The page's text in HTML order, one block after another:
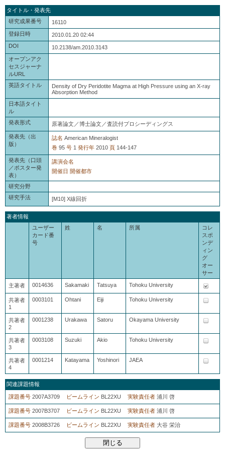
タイトル・発表先
研究成果番号
16110
登録日時
2010.01.20 02:44
DOI
10.2138/am.2010.3143
オープンアク
セスジャーナ
ルURL
英語タイトル
Density of Dry Peridotite Magma at High Pressure using an X-ray
Absorption Method
日本語タイト
ル
発表形式
原著論文／博士論文／査読付プロシーディングス
発表先（出
版）
誌名 American Mineralogist
巻 95 号 1 発行年 2010 頁 144-147
発表先（口頭
／ポスター発
表）
講演会名
開催日 開催都市
研究分野
研究手法
[M10] X線回折
著者情報
ユーザー
カード番
号
姓 名 所属
コレ
スポ
ンデ
ィン
グ
オー
サー
主著者 0014636 Sakamaki Tatsuya Tohoku University
共著者
1
0003101 Ohtani Eiji Tohoku University
共著者
2
0001238 Urakawa Satoru Okayama University
共著者
3
0003108 Suzuki Akio Tohoku University
共著者
4
0001214 Katayama Yoshinori JAEA
関連課題情報
課題番号 2007A3709 ビームライン BL22XU 実験責任者 浦川 啓
課題番号 2007B3707 ビームライン BL22XU 実験責任者 浦川 啓
課題番号 2008B3726 ビームライン BL22XU 実験責任者 大谷 栄治